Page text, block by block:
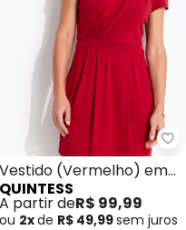
- Vestido (Floral
Vestido (Vermelho) em
Malha de Viscose
QUINTESS
A partir deR$ 99,99
ou 2xde R$ 49,99sem juros